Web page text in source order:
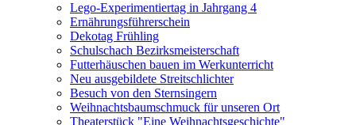
Lego-Experimentiertag in Jahrgang 4
Ernährungsführerschein
Dekotag Frühling
Schulschach Bezirksmeisterschaft
Futterhäuschen bauen im Werkunterricht
Neu ausgebildete Streitschlichter
Besuch von den Sternsingern
Weihnachtsbaumschmuck für unseren Ort
Theaterstück "Eine Weihnachtsgeschichte"